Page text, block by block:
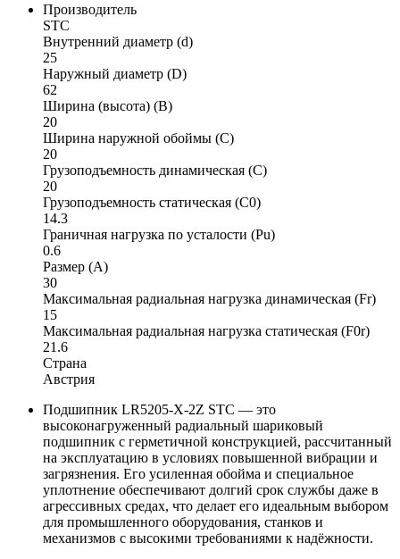
Производитель
STC
Внутренний диаметр (d)
25
Наружный диаметр (D)
62
Ширина (высота) (B)
20
Ширина наружной обоймы (C)
20
Грузоподъемность динамическая (C)
20
Грузоподъемность статическая (C0)
14.3
Граничная нагрузка по усталости (Pu)
0.6
Размер (A)
30
Максимальная радиальная нагрузка динамическая (Fr)
15
Максимальная радиальная нагрузка статическая (F0r)
21.6
Страна
Австрия
Подшипник LR5205-X-2Z STC — это
высоконагруженный радиальный шариковый
подшипник с герметичной конструкцией, рассчитанный
на эксплуатацию в условиях повышенной вибрации и
загрязнения. Его усиленная обойма и специальное
уплотнение обеспечивают долгий срок службы даже в
агрессивных средах, что делает его идеальным выбором
для промышленного оборудования, станков и
механизмов с высокими требованиями к надёжности.